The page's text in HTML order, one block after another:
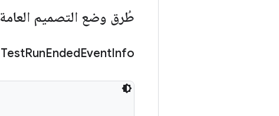
طُرق وضع التصميم العامة
TestRunEndedEventInfo